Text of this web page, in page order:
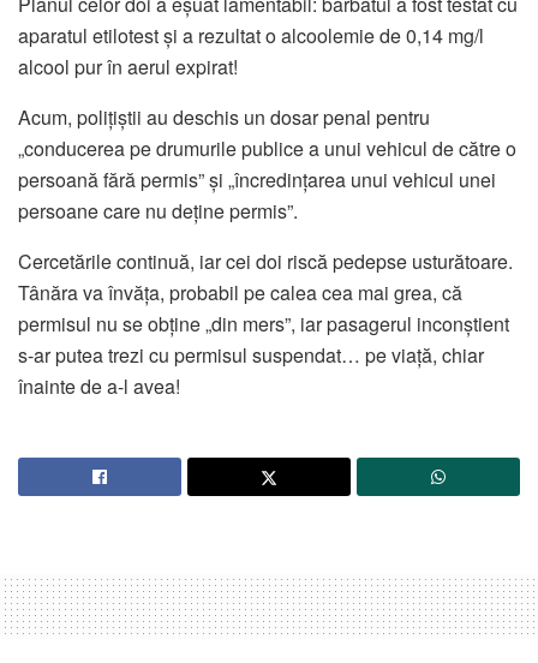
aparatul etilotest și a rezultat o alcoolemie de 0,14 mg/l
alcool pur în aerul expirat!
Acum, polițiștii au deschis un dosar penal pentru
„conducerea pe drumurile publice a unui vehicul de către o
persoană fără permis” și „încredințarea unui vehicul unei
persoane care nu deține permis”.
Cercetările continuă, iar cei doi riscă pedepse usturătoare.
Tânăra va învăța, probabil pe calea cea mai grea, că
permisul nu se obține „din mers”, iar pasagerul inconștient
s-ar putea trezi cu permisul suspendat… pe viață, chiar
înainte de a-l avea!